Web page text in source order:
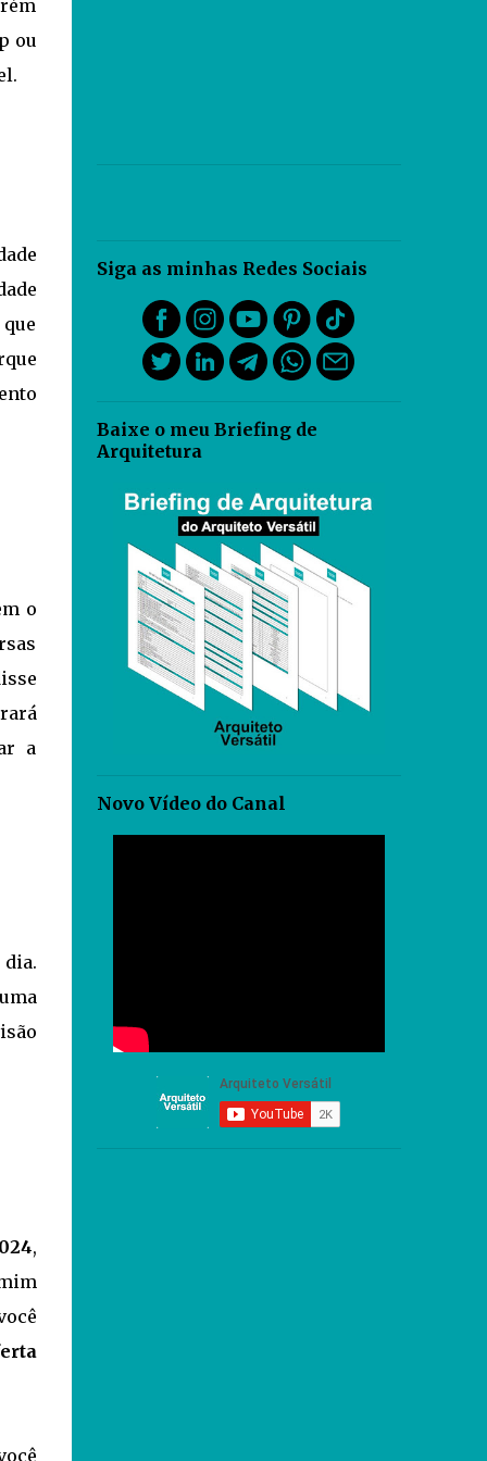
ou
o
a
,
Siga as minhas Redes Sociais
Baixe o meu Briefing de
Arquitetura
Novo Vídeo do Canal